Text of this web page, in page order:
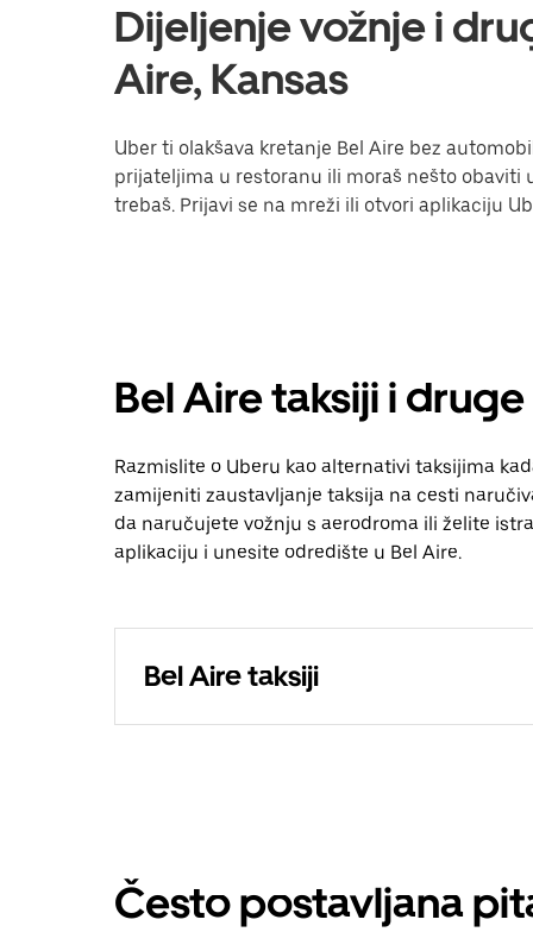
Dijeljenje vožnje i
Aire, Kansas
Uber ti olakšava kretanje Bel Aire bez
prijateljima u restoranu ili moraš nešto obaviti
trebaš. Prijavi se na mreži ili otvori aplikaciju
Bel Aire taksiji i
Razmislite o Uberu kao alternativi taksijima
zamijeniti zaustavljanje taksija na cesti
da naručujete vožnju s aerodroma ili želite
aplikaciju i unesite odredište u Bel Aire.
Bel Aire taksiji
Često postavljana